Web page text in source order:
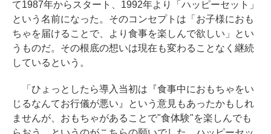
て1987年からスタート、1992年より「ハッピーセット」
という名前になった。そのコンセプトは「お子様におも
ちゃを届けることで、より食事を楽しんで欲しい」とい
うものだ。その根底の想いは現在も変わることなく継続
しているという。
「ひょっとしたら導入当初は『食事中におもちゃをい
じるなんてお行儀が悪い』という意見もあったかもしれ
ませんが、おもちゃがあることで"食体験"を楽しんでも